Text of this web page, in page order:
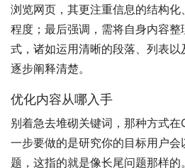
浏览网页，其更注重信息的结构
程度；最后强调，需将自身内容整
式，诸如运用清晰的段落、列表
逐步阐释清楚。
优化内容从哪入手
别着急去堆砌关键词，那种方式
一步要做的是研究你的目标用户
题，这指的就是像长尾问题那样